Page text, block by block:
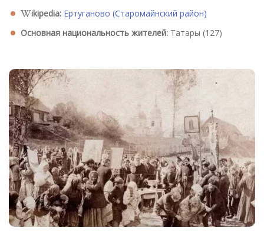
ikipedia: Ертуганово (Старомайнский район)
Основная национальность жителей: Татары (127)